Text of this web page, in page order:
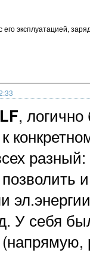
эксплуатацией,
,
У себя